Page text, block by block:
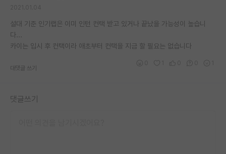
반도체 아카데미
재팬라운지 🌸
설대 기준 인기랩은 이미 인턴 컨택 받고 있거나 끝났을 가능성이 높습니
다...
카이는 입시 후 컨택이라 애초부터 컨택을 지금 할 필요는 없습니다
대댓글 쓰기
댓글쓰기